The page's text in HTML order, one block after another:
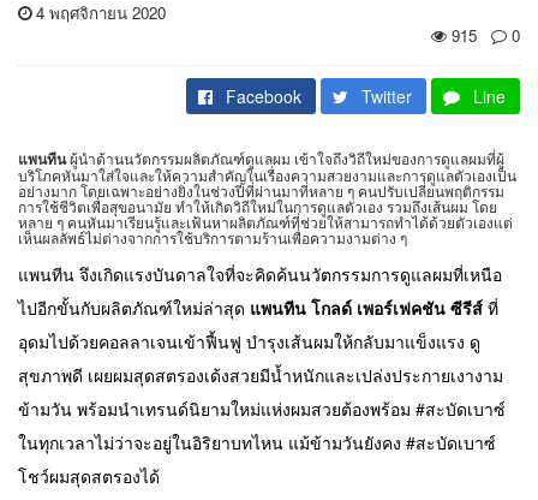
4 พฤศจิกายน 2020
915
0
Facebook Twitter Line
แพนทีนผู้นำด้านนวัตกรรมผลิตภัณฑ์ดูแลผม เข้าใจถึงวิถีใหม่ของการดูแลผมที่ผู้
บริโภคหันมาใส่ใจและให้ความสำคัญในเรื่องความสวยงามและการดูแลตัวเองเป็น
อย่างมาก โดยเฉพาะอย่างยิ่งในช่วงปีที่ผ่านมาที่หลาย ๆ คนปรับเปลี่ยนพฤติกรรม
การใช้ชีวิตเพื่อสุขอนามัย ทำให้เกิดวิถีใหม่ในการดูแลตัวเอง รวมถึงเส้นผม โดย
หลาย ๆ คนหันมาเรียนรู้และเฟ้นหาผลิตภัณฑ์ที่ช่วยให้สามารถทำได้ด้วยตัวเองแต่
เห็นผลลัพธ์ไม่ต่างจากการใช้บริการตามร้านเพื่อความงามต่าง ๆ
แพนทีน จึงเกิดแรงบันดาลใจที่จะคิดค้นนวัตกรรมการดูแลผมที่เหนือ
ไปอีกขั้นกับผลิตภัณฑ์ใหม่ล่าสุด แพนทีน โกลด์ เพอร์เฟคชัน ซีรีส์ ที่
อุดมไปด้วยคอลลาเจนเข้าฟื้นฟู บำรุงเส้นผมให้กลับมาแข็งแรง ดู
สุขภาพดี เผยผมสุดสตรองเด้งสวยมีน้ำหนักและเปล่งประกายเงางาม
ข้ามวัน พร้อมนำเทรนด์นิยามใหม่แห่งผมสวยต้องพร้อม #สะบัดเบาซ์
ในทุกเวลาไม่ว่าจะอยู่ในอิริยาบทไหน แม้ข้ามวันยังคง #สะบัดเบาซ์
โชว์ผมสุดสตรองได้